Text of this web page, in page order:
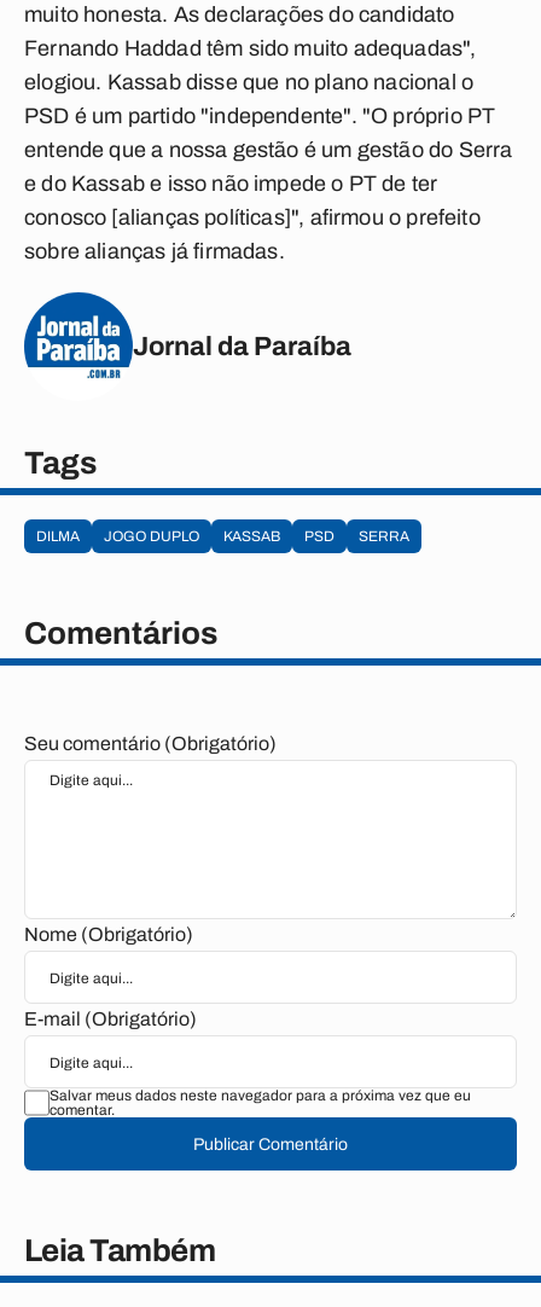
muito honesta. As declarações do candidato
Fernando Haddad têm sido muito adequadas",
elogiou. Kassab disse que no plano nacional o
PSD é um partido "independente". "O próprio PT
entende que a nossa gestão é um gestão do Serra
e do Kassab e isso não impede o PT de ter
conosco [alianças políticas]", afirmou o prefeito
sobre alianças já firmadas.
Jornal da Paraíba
Tags
DILMA JOGO DUPLO KASSAB PSD SERRA
Comentários
Seu comentário (Obrigatório)
Nome (Obrigatório)
E-mail (Obrigatório)
Salvar meus dados neste navegador para a próxima vez que eu
comentar.
Publicar Comentário
Leia Também